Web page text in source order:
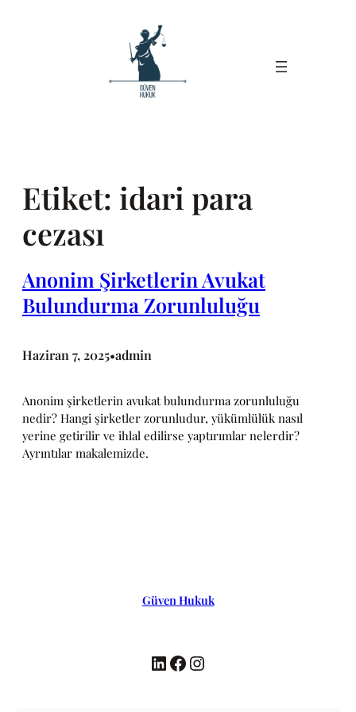
Etiket: idari para
cezası
Anonim Şirketlerin Avukat
Bulundurma Zorunluluğu
Haziran 7, 2025•admin
Anonim şirketlerin avukat bulundurma zorunluluğu
nedir? Hangi şirketler zorunludur, yükümlülük nasıl
yerine getirilir ve ihlal edilirse yaptırımlar nelerdir?
Ayrıntılar makalemizde.
Güven Hukuk
LinkedIn Facebook Instagram